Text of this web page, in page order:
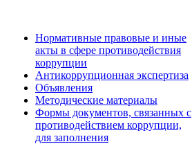
Нормативные правовые и иные
акты в сфере противодействия
коррупции
Антикоррупционная экспертиза
Объявления
Методические материалы
Формы документов, связанных с
противодействием коррупции,
для заполнения